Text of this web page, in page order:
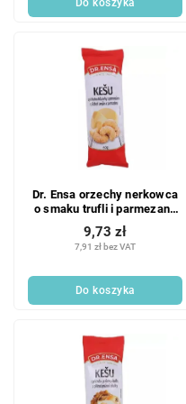
Do koszyka
Dr. Ensa orzechy nerkowca
o smaku trufli i parmezanu
60g
7,91 zł bez VAT
9,73 zł
Do koszyka